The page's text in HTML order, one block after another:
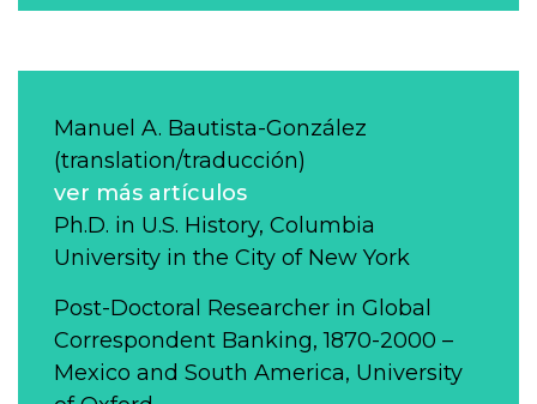
Manuel A. Bautista-González
(translation/traducción)
ver más artículos
Ph.D. in U.S. History, Columbia
University in the City of New York
Post-Doctoral Researcher in Global
Correspondent Banking, 1870-2000 –
Mexico and South America, University